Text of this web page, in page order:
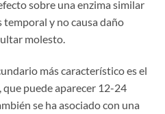
sobre una enzima similar
temporal y no causa daño
molesto.
más característico es el
puede aparecer 12-24
se ha asociado con una